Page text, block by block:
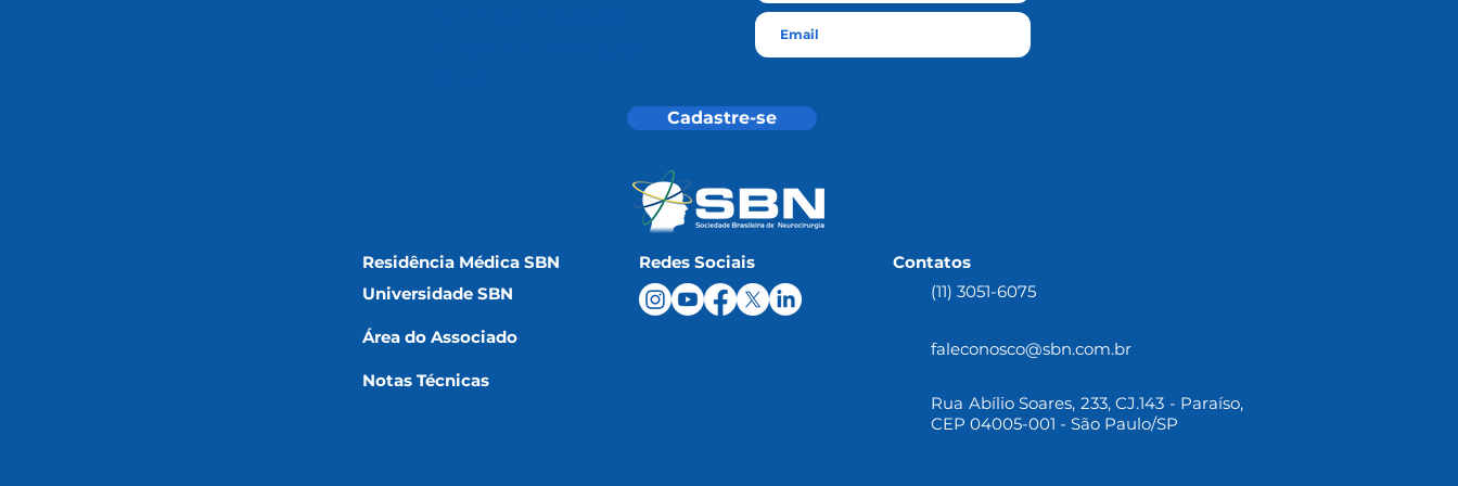
Residência Médica SBN
Universidade SBN
Área do Associado
Redes Sociais
Contatos
(11) 3051-6075
faleconosco@sbn.com.br
Notas Técnicas
Rua Abílio Soares, 233, CJ.143 - Paraíso,
CEP 04005-001 - São Paulo/SP
Cadastre-se